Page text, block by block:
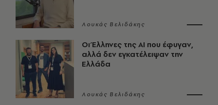
Λουκάς Βελιδάκης
Οι Έλληνες της ΑΙ που έφυγαν,
αλλά δεν εγκατέλειψαν την
Ελλάδα
Λουκάς Βελιδάκης